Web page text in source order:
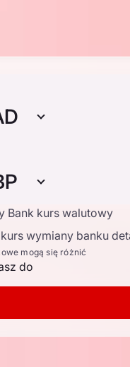
Bank kurs walutowy
wymiany banku
mogą się różnić
do